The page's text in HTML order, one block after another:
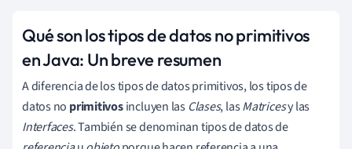
Qué son los tipos de datos no primitivos
en Java: Un breve resumen
A diferencia de los tipos de datos primitivos, los tipos de
datos no primitivosincluyen las Clases, lasMatricesy las
Interfaces. También se denominan tipos de datos de